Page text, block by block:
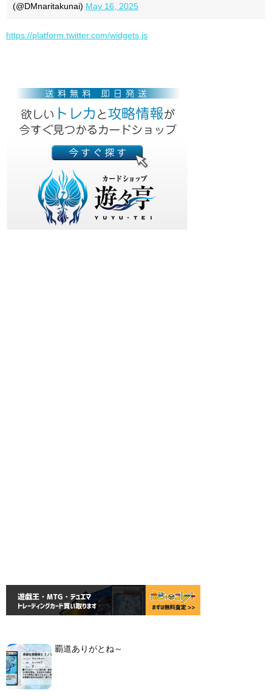
(@DMnaritakunai) May 16, 2025
https://platform.twitter.com/widgets.js
覇道ありがとね～